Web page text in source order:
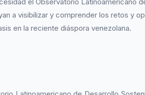
a visibilizar y comprender los retos y
en la reciente diáspora venezolana.